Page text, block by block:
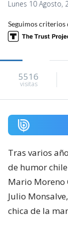
Lunes 10 Agosto,
Seguimos criterios
5516
visitas
Tras varios
de humor
Mario Moreno
Julio Monsalve,
chica de la